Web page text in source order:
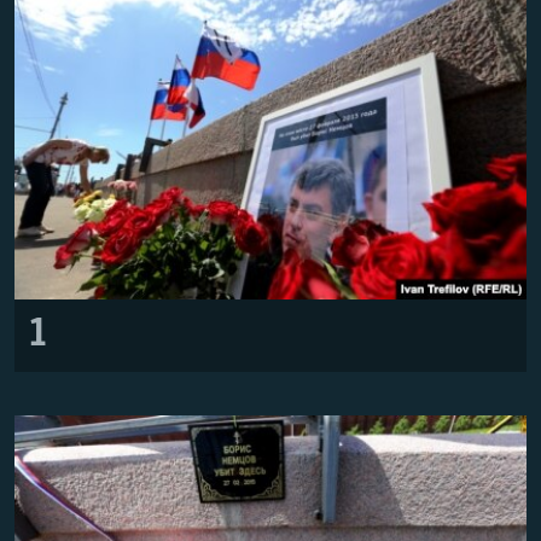
ВІДЕОУРОКИ «ELIFBE»
СВІДЧЕННЯ ОКУПАЦІЇ
УКРАЇНСЬКА ПРОБЛЕМА КРИМУ
ІНФОГРАФІКА
Русский
Qırımtatar
ДОЛУЧАЙСЯ!
Усі сайти RFE/RL
1